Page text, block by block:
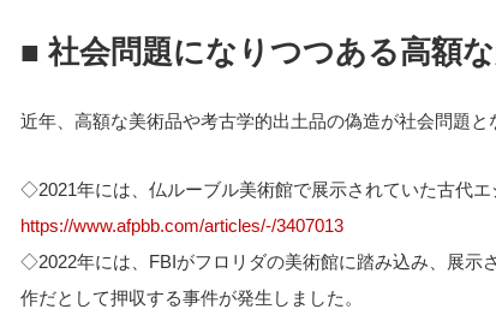
■ 社会問題になりつつある高額
近年、高額な美術品や考古学的出土品の偽造が社会問題と
◇2021年には、仏ルーブル美術館で展示されていた古代
https://www.afpbb.com/articles/-/3407013
◇2022年には、FBIがフロリダの美術館に踏み込み、展示
作だとして押収する事件が発生しました。